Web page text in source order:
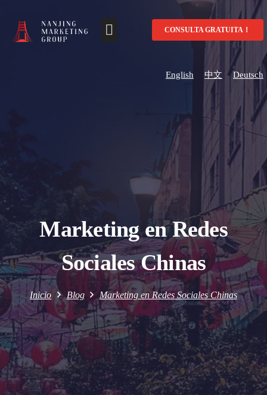
CONSULTA GRATUITA！
English 中文 Deutsch
Marketing en Redes
Sociales Chinas
Inicio Blog Marketing en Redes Sociales Chinas